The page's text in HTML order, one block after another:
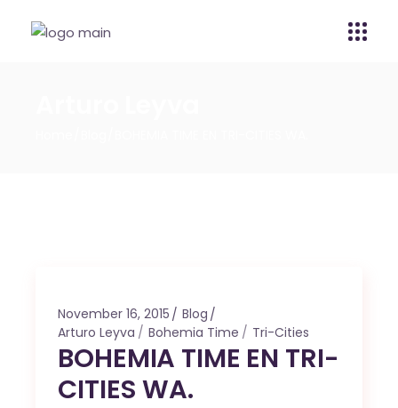
November 16, 2015
Blog
Arturo Leyva
Bohemia Time Tri-Cities
BOHEMIA TIME EN TRI-
CITIES WA.